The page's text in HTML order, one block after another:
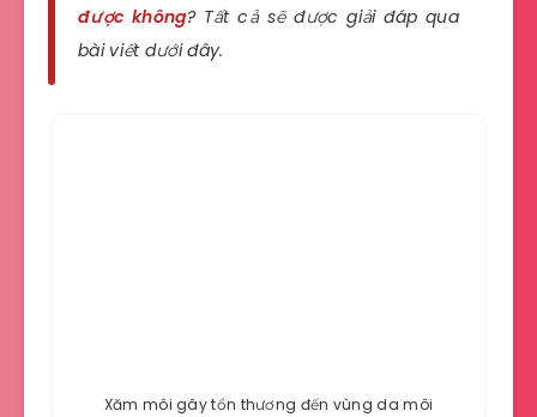
được không? Tất cả sẽ được giải đáp qua
bài viết dưới đây.
Xăm môi gây tổn thương đến vùng da môi